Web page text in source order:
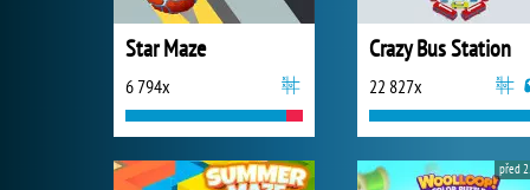
Star Maze
6 794x
Crazy Bus Station
22 827x
před